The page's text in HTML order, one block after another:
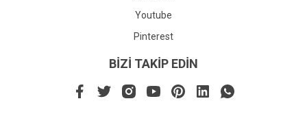
Youtube
Pinterest
BİZİ TAKİP EDİN